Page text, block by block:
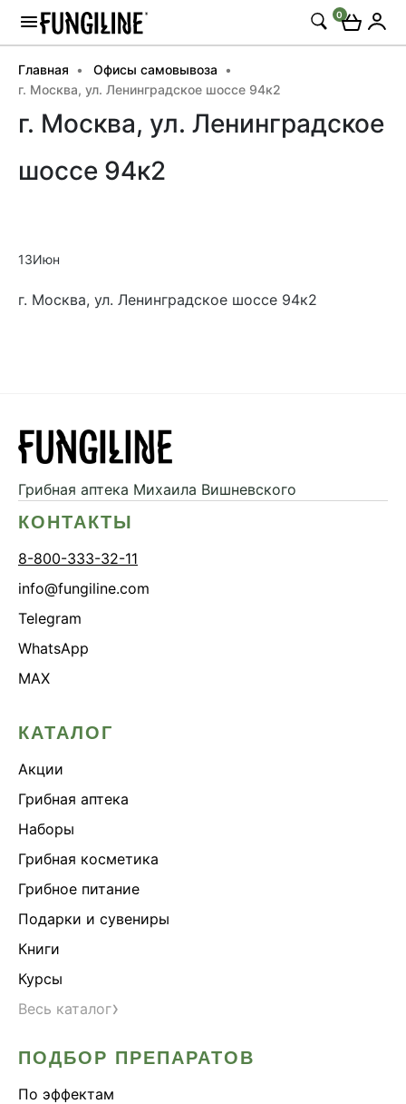
0
Главная
Офисы самовывоза
г. Москва, ул. Ленинградское шоссе 94к2
г. Москва, ул. Ленинградское
шоссе 94к2
13Июн
г. Москва, ул. Ленинградское шоссе 94к2
Грибная аптека Михаила Вишневского
КОНТАКТЫ
8-800-333-32-11
info@fungiline.com
Telegram
WhatsApp
MAX
КАТАЛОГ
Акции
Грибная аптека
Наборы
Грибная косметика
Грибное питание
Подарки и сувениры
Книги
Курсы
Весь каталог›
ПОДБОР ПРЕПАРАТОВ
По эффектам